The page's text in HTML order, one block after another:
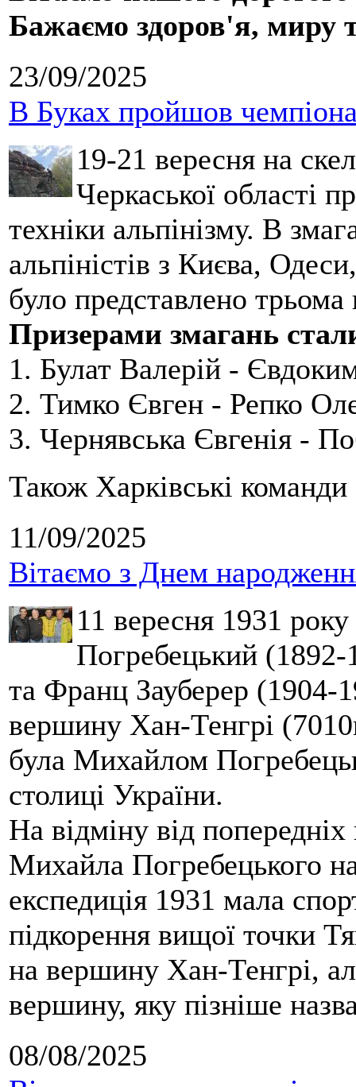
Бажаємо здоров'я, миру
23/09/2025
В Буках пройшов
19-21 вересня на
Черкаської області
техніки альпінізму. В
альпіністів з Києва,
було представлено
Призерами змагань
1. Булат Валерій -
2. Тимко Євген - Репко
3. Чернявська Євгенія -
Також Харківські
11/09/2025
Вітаємо з Днем
11 вересня 1931
Погребецький
та Франц Зауберер (1904-
вершину Хан-Тенгрі
була Михайлом
столиці України.
На відміну від
Михайла Погребецького
експедиція 1931 мала
підкорення вищої точки
на вершину Хан-Тенгрі,
вершину, яку пізніше
08/08/2025